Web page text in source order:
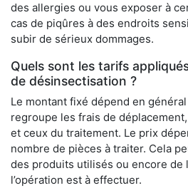
des allergies ou vous exposer à
cas de piqûres à des endroits
subir de sérieux dommages.
Quels sont les tarifs
de désinsectisation ?
Le montant fixé dépend en
regroupe les frais de
et ceux du traitement. Le prix
nombre de pièces à traiter. Cela
des produits utilisés ou encore de
l’opération est à effectuer.